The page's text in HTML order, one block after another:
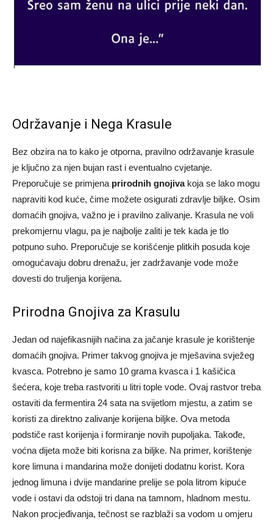
Održavanje i Nega Krasule
Bez obzira na to kako je otporna, pravilno održavanje krasule
je ključno za njen bujan rast i eventualno cvjetanje.
Preporučuje se primjena prirodnih gnojivakoja se lako mogu
napraviti kod kuće, čime možete osigurati zdravlje biljke. Osim
domaćih gnojiva, važno je i pravilno zalivanje. Krasula ne voli
prekomjernu vlagu, pa je najbolje zaliti je tek kada je tlo
potpuno suho. Preporučuje se korišćenje plitkih posuda koje
omogućavaju dobru drenažu, jer zadržavanje vode može
dovesti do truljenja korijena.
Prirodna Gnojiva za Krasulu
Jedan od najefikasnijih načina za jačanje krasule je korištenje
domaćih gnojiva. Primer takvog gnojiva je mješavina svježeg
kvasca. Potrebno je samo 10 grama kvasca i 1 kašičica
šećera, koje treba rastvoriti u litri tople vode. Ovaj rastvor treba
ostaviti da fermentira 24 sata na svijetlom mjestu, a zatim se
koristi za direktno zalivanje korijena biljke. Ova metoda
podstiče rast korijenja i formiranje novih pupoljaka. Takođe,
voćna dijeta može biti korisna za biljke. Na primer, korištenje
kore limuna i mandarina može donijeti dodatnu korist. Kora
jednog limuna i dvije mandarine prelije se pola litrom kipuće
vode i ostavi da odstoji tri dana na tamnom, hladnom mestu.
Nakon procjeđivanja, tečnost se razblaži sa vodom u omjeru